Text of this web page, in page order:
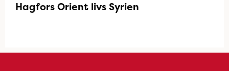
Hagfors Orient livs Syrien